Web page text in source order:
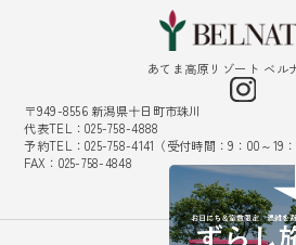
あてま高原リゾート ベル
〒949-8556 新潟県十日町市珠川
代表TEL：025-758-4888
予約TEL：025-758-4141（受付時間：9：00～19：
FAX：025-758-4848
採用情報